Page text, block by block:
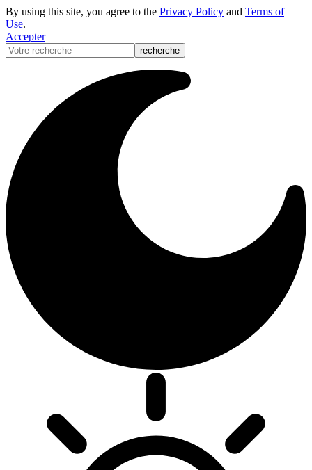
By using this site, you agree to the Privacy Policy and Terms of
Use.
Accepter